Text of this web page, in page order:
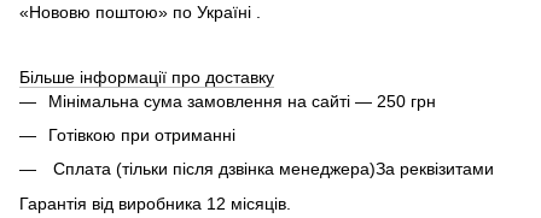
«Нововю поштою» по Україні .
Більше інформації про доставку
Мінімальна сума замовлення на сайті — 250 грн
Готівкою при отриманні
Сплата (тільки після дзвінка менеджера)За реквізитами
Гарантія від виробника 12 місяців.